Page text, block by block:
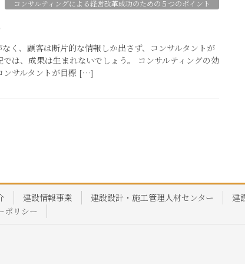
コンサルティングによる経営改革成功のための５つのポイント
く、顧客は断片的な情報しか出さず、コンサルタントが
は、成果は生まれないでしょう。 コンサルティングの効
ンサルタントが目標 […]
建設情報事業 建設設計・施工管理人材センター
建
ポリシー